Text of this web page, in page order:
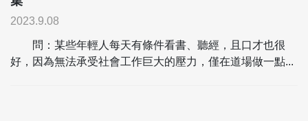
2023.9.08
問：某些年輕人每天有條件看書、聽經，且口才也很
好，因為無法承受社會工作巨大的壓力，僅在道場做一點...